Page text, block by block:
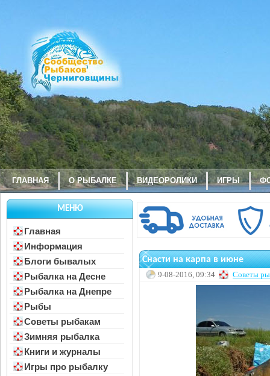
ГЛАВНАЯ О РЫБАЛКЕ ВИДЕОРОЛИКИ ИГРЫ
МЕНЮ
Главная
Информация
Блоги бывалых
Рыбалка на Десне
Рыбалка на Днепре
Рыбы
Советы рыбакам
Зимняя рыбалка
Книги и журналы
Игры про рыбалку
Снасти на карпа в июне
9-08-2016, 09:34 Советы